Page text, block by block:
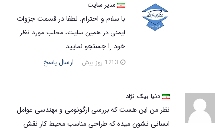
مدیر سایت
با سلام و احترام. لطفا در قسمت جزوات
ایمنی در همین سایت، مطلب مورد نظر
خود را جستجو نمایید
ارسال پاسخ
دنیا بیک نژاد
نظر من این هست که بررسی ارگونومی و مهندسی عوامل
انسانی نشون میده که طراحی مناسب محیط کار نقش